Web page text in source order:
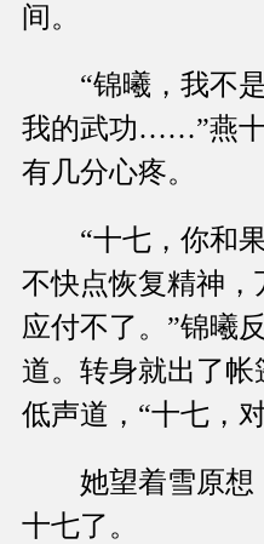
间。
“锦曦，我不是
我的武功……”燕十
有几分心疼。
“十七，你和果
不快点恢复精神
应付不了。”锦曦
道。转身就出了帐
低声道，“十七，
她望着雪原想
十七了。